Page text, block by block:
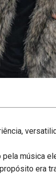
música
era